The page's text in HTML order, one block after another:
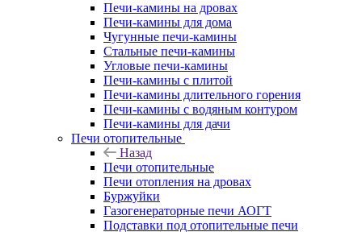
Печи-камины на дровах
Печи-камины для дома
Чугунные печи-камины
Стальные печи-камины
Угловые печи-камины
Печи-камины с плитой
Печи-камины длительного горения
Печи-камины с водяным контуром
Печи-камины для дачи
Печи отопительные
Назад
Печи отопительные
Печи отопления на дровах
Буржуйки
Газогенераторные печи АОГТ
Подставки под отопительные печи